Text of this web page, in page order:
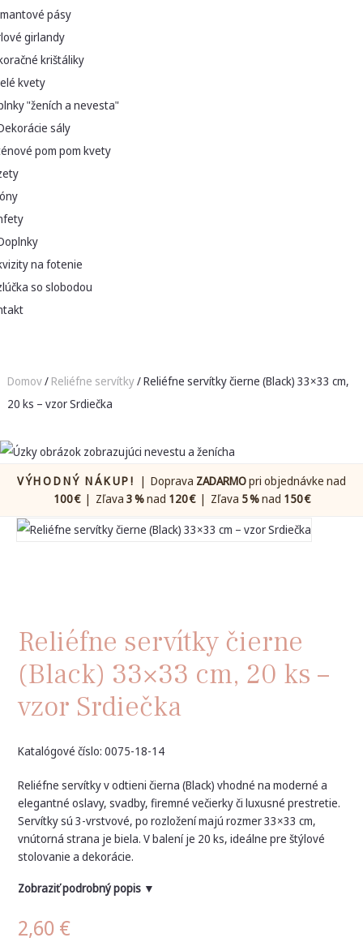
pásy
girlandy
krištáliky
kvety
"ženích a nevesta"
sály
pom pom kvety
na fotenie
so slobodou
Domov/ Reliéfne servítky/ Reliéfne servítky čierne (Black) 33×33 cm,
20 ks – vzor Srdiečka
VÝHODNÝ NÁKUP! | Doprava ZADARMOpri objednávke nad
100 €| Zľava 3 %nad 120 €| Zľava 5 %nad 150 €
Reliéfne servítky čierne
(Black) 33×33 cm, 20 ks –
vzor Srdiečka
Katalógové číslo: 0075-18-14
Reliéfne servítky v odtieni čierna (Black) vhodné na moderné a
elegantné oslavy, svadby, firemné večierky či luxusné prestretie.
Servítky sú 3-vrstvové, po rozložení majú rozmer 33×33 cm,
vnútorná strana je biela. V balení je 20 ks, ideálne pre štýlové
stolovanie a dekorácie.
Zobraziť podrobný popis ▼
2,60 €